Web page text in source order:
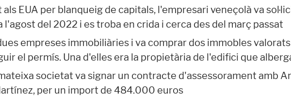
EUA per blanqueig de capitals, l'empresari veneçolà va
l'agost del 2022 i es troba en crida i cerca des del març passat
empreses immobiliàries i va comprar dos immobles
el permís. Una d'elles era la propietària de l'edifici que
societat va signar un contracte d'assessorament amb
per un import de 484.000 euros